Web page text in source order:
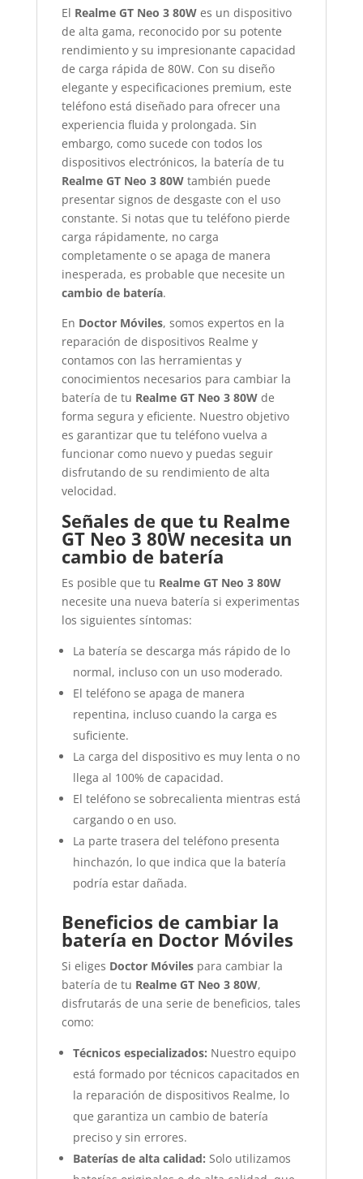
El Realme GT Neo 3 80Wes un dispositivo
de alta gama, reconocido por su potente
rendimiento y su impresionante capacidad
de carga rápida de 80W. Con su diseño
elegante y especificaciones premium, este
teléfono está diseñado para ofrecer una
experiencia fluida y prolongada. Sin
embargo, como sucede con todos los
dispositivos electrónicos, la batería de tu
Realme GT Neo 3 80Wtambién puede
presentar signos de desgaste con el uso
constante. Si notas que tu teléfono pierde
carga rápidamente, no carga
completamente o se apaga de manera
inesperada, es probable que necesite un
cambio de batería.
En Doctor Móviles, somos expertos en la
reparación de dispositivos Realme y
contamos con las herramientas y
conocimientos necesarios para cambiar la
batería de tu Realme GT Neo 3 80Wde
forma segura y eficiente. Nuestro objetivo
es garantizar que tu teléfono vuelva a
funcionar como nuevo y puedas seguir
disfrutando de su rendimiento de alta
velocidad.
Señales de que tu Realme
GT Neo 3 80W necesita un
cambio de batería
Es posible que tu Realme GT Neo 3 80W
necesite una nueva batería si experimentas
los siguientes síntomas:
La batería se descarga más rápido de lo
normal, incluso con un uso moderado.
El teléfono se apaga de manera
repentina, incluso cuando la carga es
suficiente.
La carga del dispositivo es muy lenta o no
llega al 100% de capacidad.
El teléfono se sobrecalienta mientras está
cargando o en uso.
La parte trasera del teléfono presenta
hinchazón, lo que indica que la batería
podría estar dañada.
Beneficios de cambiar la
batería en Doctor Móviles
Si eliges Doctor Móvilespara cambiar la
batería de tu Realme GT Neo 3 80W,
disfrutarás de una serie de beneficios, tales
como:
Técnicos especializados: Nuestro equipo
está formado por técnicos capacitados en
la reparación de dispositivos Realme, lo
que garantiza un cambio de batería
preciso y sin errores.
Baterías de alta calidad: Solo utilizamos